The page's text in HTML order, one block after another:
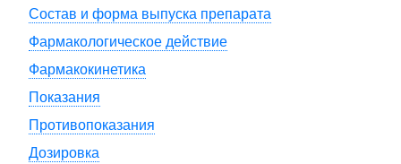
Состав и форма выпуска препарата
Фармакологическое действие
Фармакокинетика
Показания
Противопоказания
Дозировка